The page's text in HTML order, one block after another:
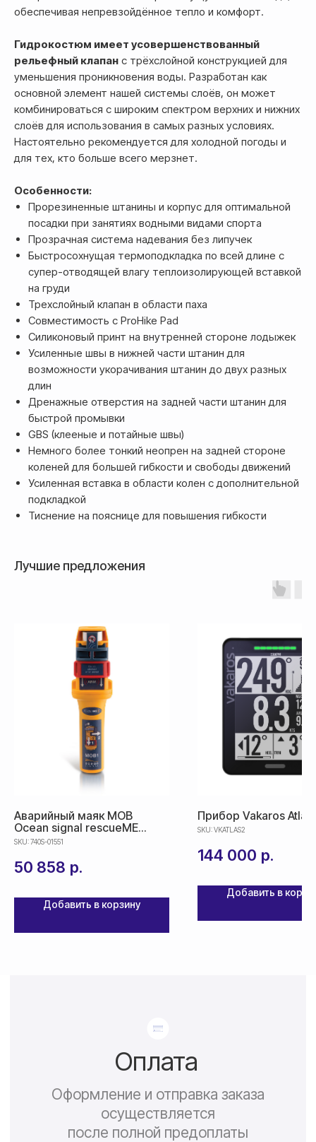
обеспечивая непревзойдённое тепло и комфорт.
Гидрокостюм имеет усовершенствованный
рельефный клапан с трёхслойной конструкцией для
уменьшения проникновения воды. Разработан как
основной элемент нашей системы слоёв, он может
комбинироваться с широким спектром верхних и нижних
слоёв для использования в самых разных условиях.
Настоятельно рекомендуется для холодной погоды и
для тех, кто больше всего мерзнет.
Особенности:
Прорезиненные штанины и корпус для оптимальной
посадки при занятиях водными видами спорта
Прозрачная система надевания без липучек
Быстросохнущая термоподкладка по всей длине с
супер-отводящей влагу теплоизолирующей вставкой
на груди
Трехслойный клапан в области паха
Совместимость с ProHike Pad
Силиконовый принт на внутренней стороне лодыжек
Усиленные швы в нижней части штанин для
возможности укорачивания штанин до двух разных
длин
Дренажные отверстия на задней части штанин для
быстрой промывки
GBS (клееные и потайные швы)
Немного более тонкий неопрен на задней стороне
коленей для большей гибкости и свободы движений
Усиленная вставка в области колен с дополнительной
подкладкой
Тиснение на пояснице для повышения гибкости
Лучшие предложения
Аварийный маяк MOB
Ocean signal rescueME
MOB1
SKU:740S-01551
50 858 р.
Добавить в корзину
Прибор Vakaros Atlas
SKU:VKATLAS2
144 000 р.
Добавить в
Банковской картой системы,
либо другим безналичным
переводом
Оплата
Доставка
срок доставки от 5 дней
Оформление и отправка заказа
осуществляется
после полной предоплаты